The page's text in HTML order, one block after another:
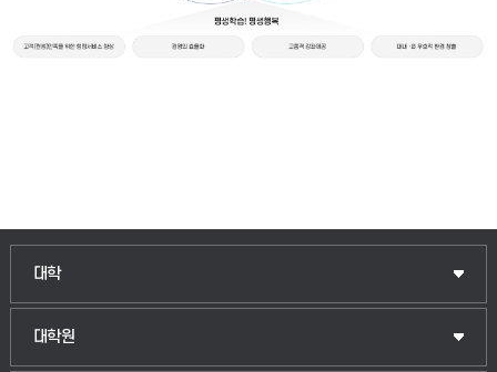
대학
인문융합공공인재학부
법경영학부
대학원
일반대학원